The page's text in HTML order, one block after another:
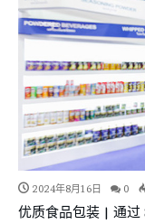
2024年8月16日 0
优质食品包装 | 通过